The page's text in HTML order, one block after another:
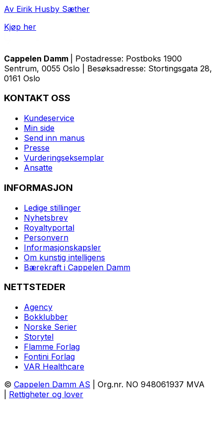
Av Eirik Husby Sæther
Kjøp her
Cappelen Damm
| Postadresse: Postboks 1900
Sentrum, 0055 Oslo | Besøksadresse: Stortingsgata 28,
0161 Oslo
KONTAKT OSS
Kundeservice
Min side
Send inn manus
Presse
Vurderingseksemplar
Ansatte
INFORMASJON
Ledige stillinger
Nyhetsbrev
Royaltyportal
Personvern
Informasjonskapsler
Om kunstig intelligens
Bærekraft i Cappelen Damm
NETTSTEDER
Agency
Bokklubber
Norske Serier
Storytel
Flamme Forlag
Fontini Forlag
VAR Healthcare
© Cappelen Damm AS | Org.nr. NO 948061937 MVA
Rettigheter og lover